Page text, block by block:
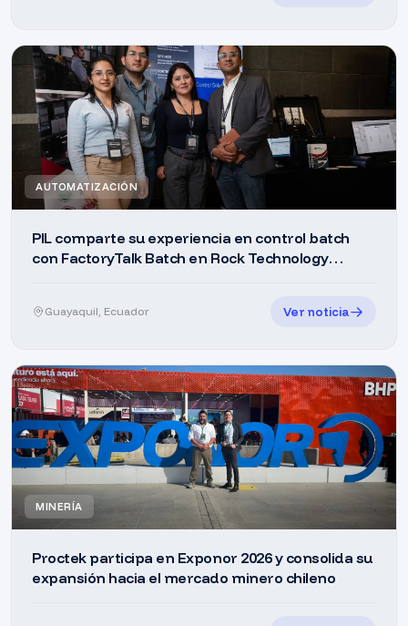
AUTOMATIZACIÓN
PIL comparte su experiencia en control batch
con FactoryTalk Batch en Rock Technology
Guayaquil, Ecuador Ver noticia
MINERÍA
Proctek participa en Exponor 2026 y consolida su
expansión hacia el mercado minero chileno
Información
UBICACIÓN
Canada
SECTOR
Hidrocarburos
AÑO